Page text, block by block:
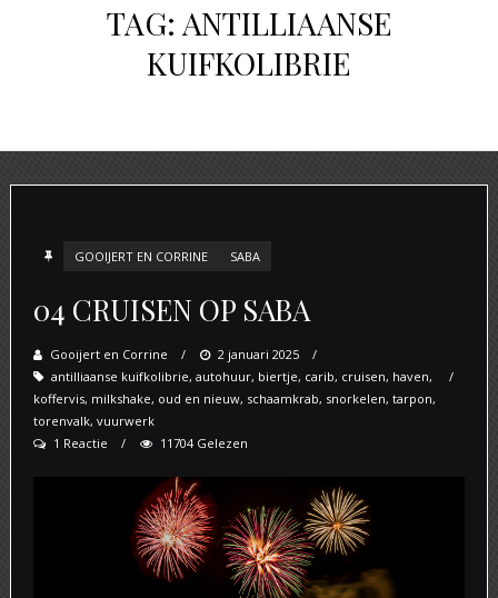
TAG: ANTILLIAANSE
KUIFKOLIBRIE
GOOIJERT EN CORRINE SABA
04 CRUISEN OP SABA
Gooijert en Corrine
Posted
on
2 januari 2025
antilliaanse kuifkolibrie, autohuur, biertje, carib, cruisen, haven,
koffervis, milkshake, oud en nieuw, schaamkrab, snorkelen, tarpon,
torenvalk, vuurwerk
1 Reactie
11704 Gelezen